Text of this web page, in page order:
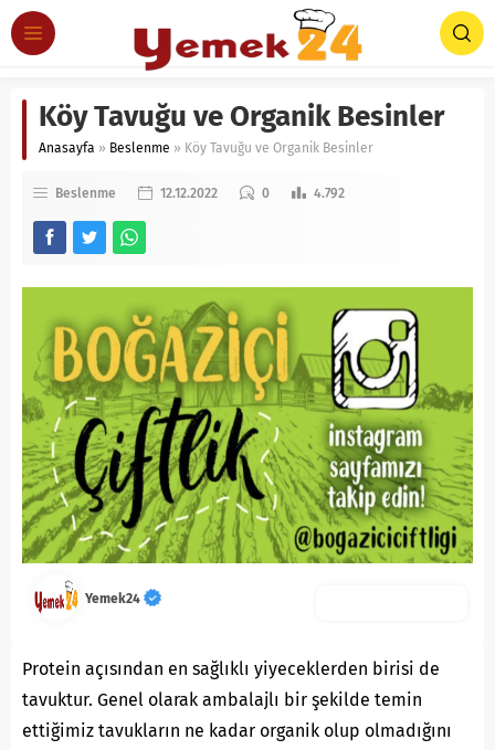
Köy Tavuğu ve Organik Besinler
Anasayfa » Beslenme » Köy Tavuğu ve Organik Besinler
Beslenme 12.12.2022 0 4.792
Yemek24
Protein açısından en sağlıklı yiyeceklerden birisi de
tavuktur. Genel olarak ambalajlı bir şekilde temin
ettiğimiz tavukların ne kadar organik olup olmadığını